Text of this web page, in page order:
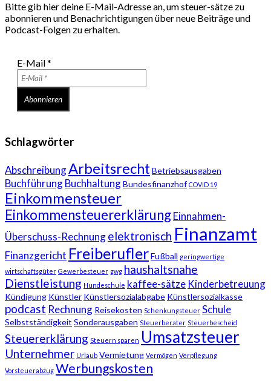
Bitte gib hier deine E-Mail-Adresse an, um steuer-sätze zu
abonnieren und Benachrichtigungen über neue Beiträge und
Podcast-Folgen zu erhalten.
E-Mail*
Schlagwörter
AbschreibungArbeitsrecht Betriebsausgaben
BuchführungBuchhaltungBundesfinanzhof COVID 19
Einkommensteuer
EinkommensteuererklärungEinnahmen-
Überschuss-Rechnungelektronisch Finanzamt
Finanzgericht FreiberuflerFußball geringwertige
wirtschaftsgüter Gewerbesteuer gwg haushaltsnahe
Dienstleistung Hundeschule kaffee-sätze Kinderbetreuung
Kündigung Künstler Künstlersozialabgabe Künstlersozialkasse
podcast Rechnung Reisekosten Schenkungsteuer Schule
Selbstständigkeit Sonderausgaben Steuerberater Steuerbescheid
Steuererklärung Steuern sparen Umsatzsteuer
Unternehmer Urlaub Vermietung Vermögen Verpflegung
Vorsteuerabzug Werbungskosten